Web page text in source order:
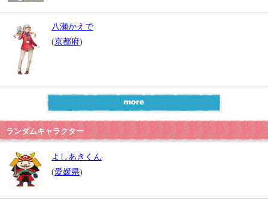
八瀬かえで
(京都府)
ランダムキャラクター
よしあきくん
(愛媛県)